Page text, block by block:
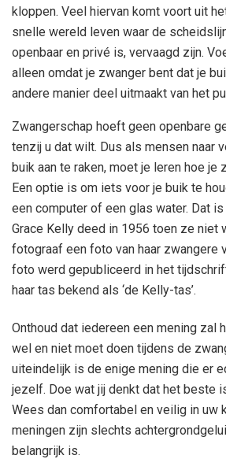
kloppen. Veel hiervan komt voort uit
snelle wereld leven waar de
openbaar en privé is, vervaagd zijn.
alleen omdat je zwanger bent dat je
andere manier deel uitmaakt van het
Zwangerschap hoeft geen openbare
tenzij u dat wilt. Dus als mensen naar
buik aan te raken, moet je leren hoe je
Een optie is om iets voor je buik te
een computer of een glas water. Dat
Grace Kelly deed in 1956 toen ze niet
fotograaf een foto van haar zwangere
foto werd gepubliceerd in het
haar tas bekend als ‘de Kelly-tas’.
Onthoud dat iedereen een mening zal
wel en niet moet doen tijdens de
uiteindelijk is de enige mening die er
jezelf. Doe wat jij denkt dat het beste
Wees dan comfortabel en veilig in uw
meningen zijn slechts
belangrijk is.